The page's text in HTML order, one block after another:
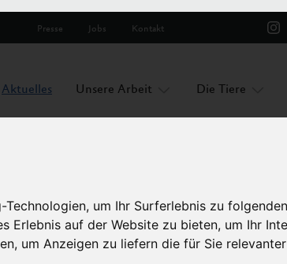
Erlebnis auf der Website zu bieten, um Ihr
,um Anzeigen zu liefern die für Sie